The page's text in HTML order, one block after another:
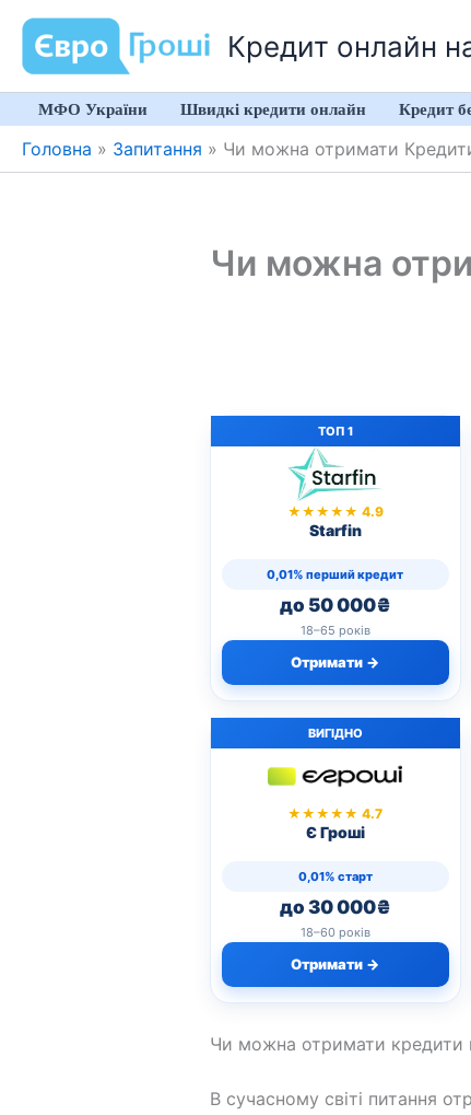
Перейти
вмісту
Кредит онлайн
МФО України Швидкі кредити онлайн Кредит
Головна » Запитання » Чи можна отримати
Чи можна
ТОП 1
★★★★★ 4.9
Starfin
0,01% перший кредит
до 50 000₴
18–65 років
Отримати →
ВИГІДНО
★★★★★ 4.7
Є Гроші
0,01% старт
до 30 000₴
18–60 років
Отримати →
Чи можна отримати кредити
В сучасному світі питання